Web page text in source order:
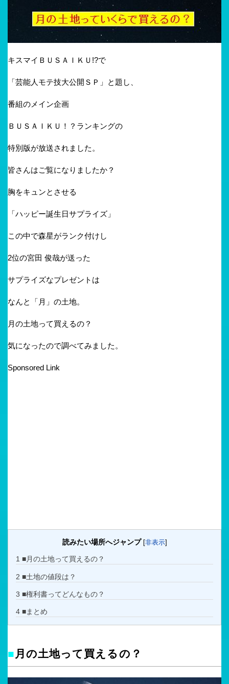
キスマイＢＵＳＡＩＫＵ!?で
「芸能人モテ技大公開ＳＰ」と題し、
番組のメイン企画
ＢＵＳＡＩＫＵ！？ランキングの
特別版が放送されました。
皆さんはご覧になりましたか？
胸をキュンとさせる
「ハッピー誕生日サプライズ」
この中で森星がランク付けし
2位の宮田 俊哉が送った
サプライズなプレゼントは
なんと「月」の土地。
月の土地って買えるの？
気になったので調べてみました。
Sponsored Link
読みたい場所へジャンプ [非表示]
1 ■月の土地って買えるの？
2 ■土地の値段は？
3 ■権利書ってどんなもの？
4 ■まとめ
■ 月の土地って買えるの？